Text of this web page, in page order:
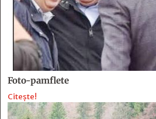
Foto-pamflete
Citește!